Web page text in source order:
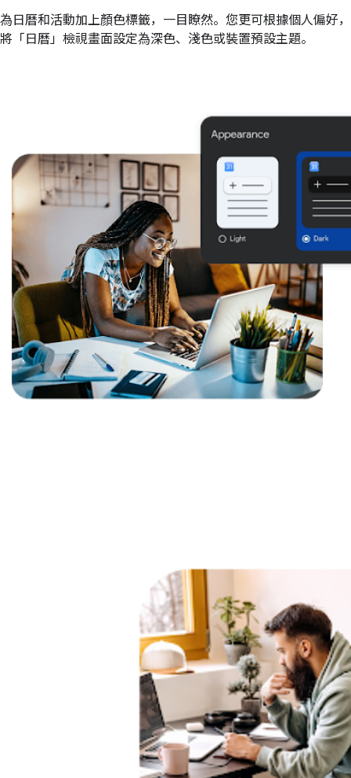
為日曆和活動加上顏色標籤，一目瞭然。您更可根據個人偏好，
將「日曆」檢視畫面設定為深色、淺色或裝置預設主題。